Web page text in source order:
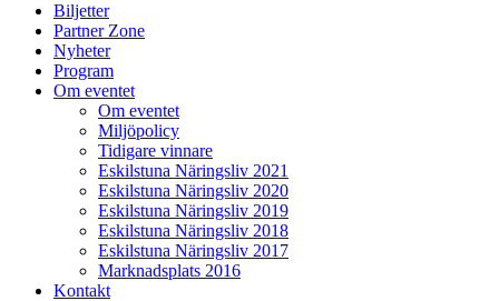
Biljetter
Partner Zone
Nyheter
Program
Om eventet
Om eventet
Miljöpolicy
Tidigare vinnare
Eskilstuna Näringsliv 2021
Eskilstuna Näringsliv 2020
Eskilstuna Näringsliv 2019
Eskilstuna Näringsliv 2018
Eskilstuna Näringsliv 2017
Marknadsplats 2016
Kontakt